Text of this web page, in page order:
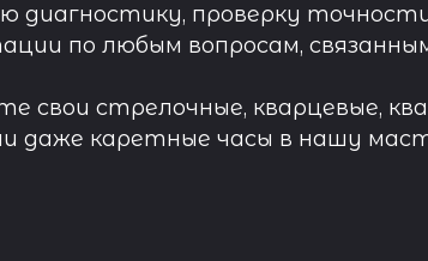
диагностику, проверку
по любым вопросам,
свои стрелочные, кварцевые,
даже каретные часы в нашу